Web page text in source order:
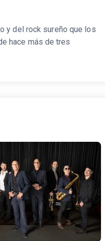
y del rock sureño que los
hace más de tres